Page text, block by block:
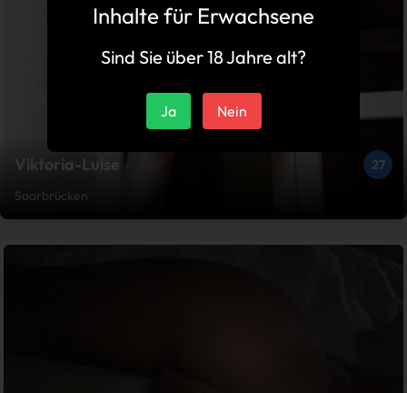
Viktoria-Luise
27
Saarbrücken
Inhalte für Erwachsene
Sind Sie über 18 Jahre alt?
Ja Nein